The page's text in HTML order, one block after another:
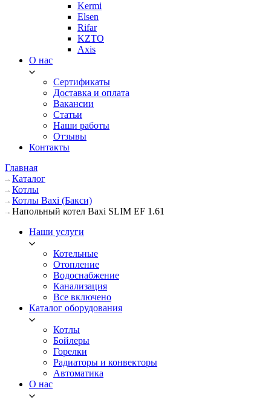
Kermi
Elsen
Rifar
KZTO
Axis
О нас
Сертификаты
Доставка и оплата
Вакансии
Статьи
Наши работы
Отзывы
Контакты
Главная
Каталог
Котлы
Котлы Baxi (Бакси)
Напольный котел Baxi SLIM EF 1.61
Наши услуги
Котельные
Отопление
Водоснабжение
Канализация
Все включено
Каталог оборудования
Котлы
Бойлеры
Горелки
Радиаторы и конвекторы
Автоматика
О нас